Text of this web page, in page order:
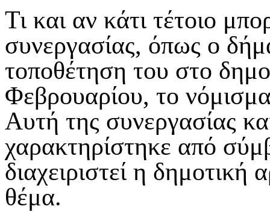
Τι και αν κάτι τέτοιο
συνεργασίας, όπως ο
τοποθέτηση του στο
Φεβρουαρίου, το
Αυτή της συνεργασίας
χαρακτηρίστηκε από
διαχειριστεί η
θέμα.